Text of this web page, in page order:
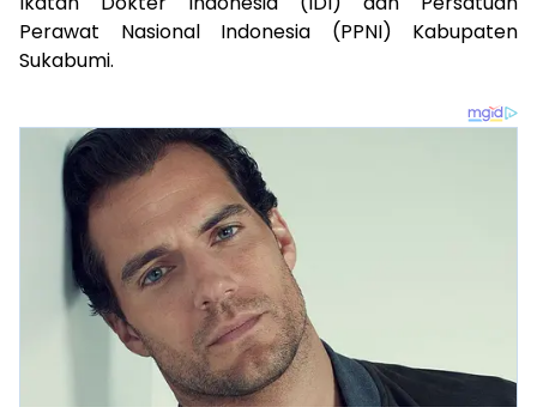
Perawat Nasional Indonesia (PPNI) Kabupaten
Sukabumi.